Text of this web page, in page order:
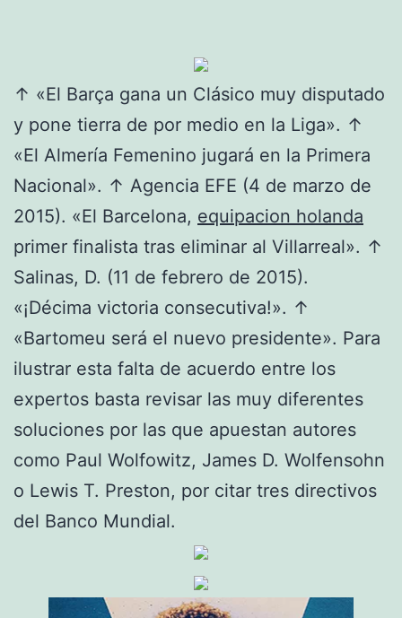
↑ «El Barça gana un Clásico muy disputado
y pone tierra de por medio en la Liga». ↑
«El Almería Femenino jugará en la Primera
Nacional». ↑ Agencia EFE (4 de marzo de
2015). «El Barcelona, equipacion holanda
primer finalista tras eliminar al Villarreal». ↑
Salinas, D. (11 de febrero de 2015).
«¡Décima victoria consecutiva!». ↑
«Bartomeu será el nuevo presidente». Para
ilustrar esta falta de acuerdo entre los
expertos basta revisar las muy diferentes
soluciones por las que apuestan autores
como Paul Wolfowitz, James D. Wolfensohn
o Lewis T. Preston, por citar tres directivos
del Banco Mundial.